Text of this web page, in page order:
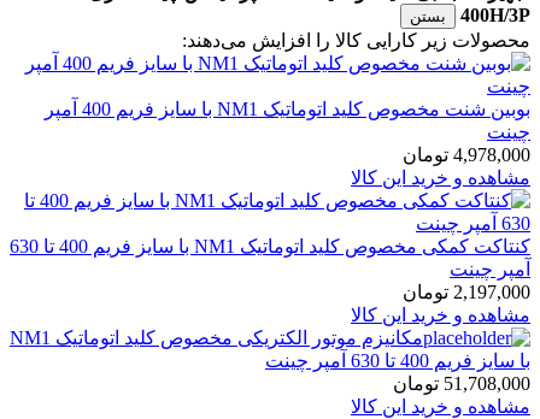
400H/3P
بستن
محصولات زیر کارایی کالا را افزایش می‌دهند:
بوبین شنت مخصوص کلید اتوماتیک NM1 با سایز فریم 400 آمپر
چینت
4,978,000 تومان
مشاهده و خرید این کالا
کنتاکت کمکی مخصوص کلید اتوماتیک NM1 با سایز فریم 400 تا 630
آمپر چینت
2,197,000 تومان
مشاهده و خرید این کالا
مکانیزم موتور الکتریکی مخصوص کلید اتوماتیک NM1
با سایز فریم 400 تا 630 آمپر چینت
51,708,000 تومان
مشاهده و خرید این کالا